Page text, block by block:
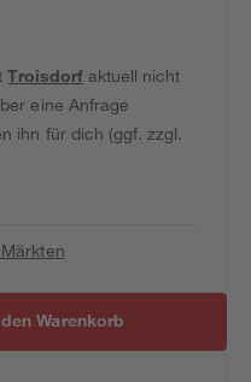
Troisdorfaktuell nicht
eine Anfrage
ihn für dich (ggf. zzgl.
Warenkorb